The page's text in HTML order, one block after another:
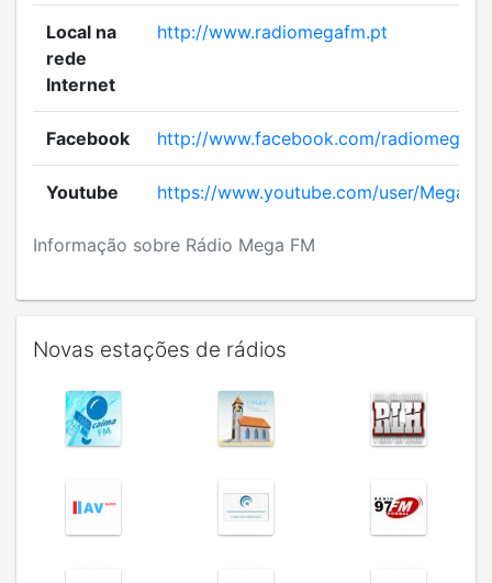
Informação sobre Rádio Mega FM
Local na
rede
Internet
http://www.radiomegafm.pt
Facebook http://www.facebook.com/
Youtube https://www.youtube.com/user/
Novas estações de rádios